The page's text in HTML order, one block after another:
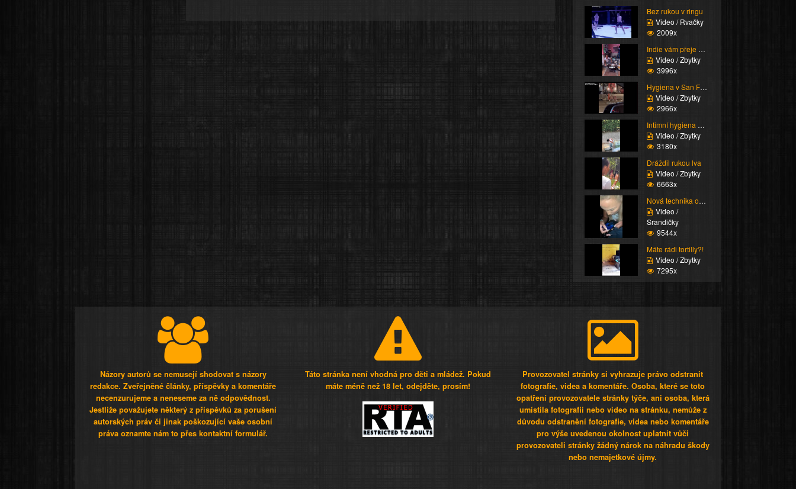
Bez rukou v ringu
Video / Rvačky
2009x
Indie vám přeje dobrou...
Video / Zbytky
3996x
Hygiena v San Francisc...
Video / Zbytky
2966x
Intimní hygiena musí b...
Video / Zbytky
3180x
Dráždil rukou lva
Video / Zbytky
6663x
Nová technika odemykán...
Video /
Srandičky
9544x
Máte rádi tortilly?!
Video / Zbytky
7295x
Názory autorů se nemusejí shodovat s názory
redakce. Zveřejněné články, příspěvky a komentáře
necenzurujeme a neneseme za ně odpovědnost.
Jestliže považujete některý z příspěvků za porušení
autorských práv či jinak poškozující vaše osobní
práva oznamte nám to přes kontaktní formulář.
Táto stránka není vhodná pro děti a mládež. Pokud
máte méně než 18 let, odejděte, prosím!
Provozovatel stránky si vyhrazuje právo odstranit
fotografie, videa a komentáře. Osoba, které se toto
opatření provozovatele stránky týče, ani osoba, která
umístila fotografii nebo video na stránku, nemůže z
důvodu odstranění fotografie, videa nebo komentáře
pro výše uvedenou okolnost uplatnit vůči
provozovateli stránky žádný nárok na náhradu škody
nebo nemajetkové újmy.